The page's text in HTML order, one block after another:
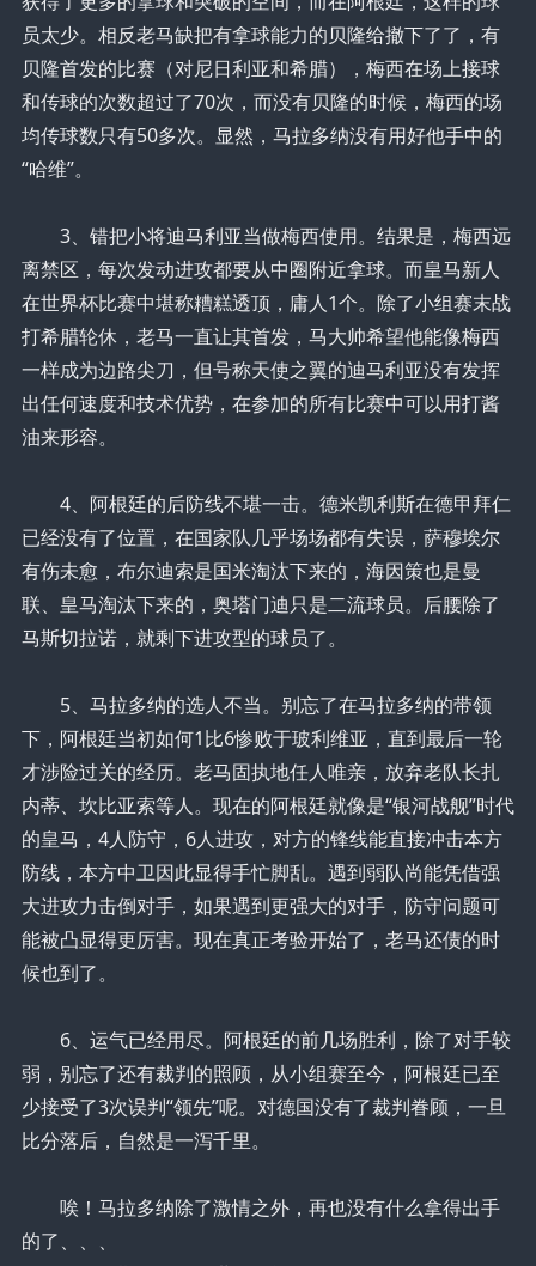
员太少。相反老马缺把有拿球能力的贝隆给撤下了了，有
贝隆首发的比赛（对尼日利亚和希腊），梅西在场上接球
和传球的次数超过了70次，而没有贝隆的时候，梅西的场
均传球数只有50多次。显然，马拉多纳没有用好他手中的
“哈维”。
3、错把小将迪马利亚当做梅西使用。结果是，梅西远
离禁区，每次发动进攻都要从中圈附近拿球。而皇马新人
在世界杯比赛中堪称糟糕透顶，庸人1个。除了小组赛末战
打希腊轮休，老马一直让其首发，马大帅希望他能像梅西
一样成为边路尖刀，但号称天使之翼的迪马利亚没有发挥
出任何速度和技术优势，在参加的所有比赛中可以用打酱
油来形容。
4、阿根廷的后防线不堪一击。德米凯利斯在德甲拜仁
已经没有了位置，在国家队几乎场场都有失误，萨穆埃尔
有伤未愈，布尔迪索是国米淘汰下来的，海因策也是曼
联、皇马淘汰下来的，奥塔门迪只是二流球员。后腰除了
马斯切拉诺，就剩下进攻型的球员了。
5、马拉多纳的选人不当。别忘了在马拉多纳的带领
下，阿根廷当初如何1比6惨败于玻利维亚，直到最后一轮
才涉险过关的经历。老马固执地任人唯亲，放弃老队长扎
内蒂、坎比亚索等人。现在的阿根廷就像是“银河战舰”时代
的皇马，4人防守，6人进攻，对方的锋线能直接冲击本方
防线，本方中卫因此显得手忙脚乱。遇到弱队尚能凭借强
大进攻力击倒对手，如果遇到更强大的对手，防守问题可
能被凸显得更厉害。现在真正考验开始了，老马还债的时
候也到了。
6、运气已经用尽。阿根廷的前几场胜利，除了对手较
弱，别忘了还有裁判的照顾，从小组赛至今，阿根廷已至
少接受了3次误判“领先”呢。对德国没有了裁判眷顾，一旦
比分落后，自然是一泻千里。
唉！马拉多纳除了激情之外，再也没有什么拿得出手
的了、、、